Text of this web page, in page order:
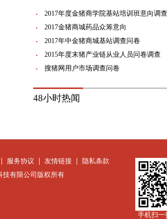
2017年度金猪商学院基站培训班意向调查
2017金猪商城药品众筹意向
2017年中金猪商城基站调查问卷
2015年度末猪产业链从业人员问卷调查
搜猪网用户市场调查问卷
48小时热闻
服务协议 友情链接
隐私条款
技有限公司版权所有
手机扫一